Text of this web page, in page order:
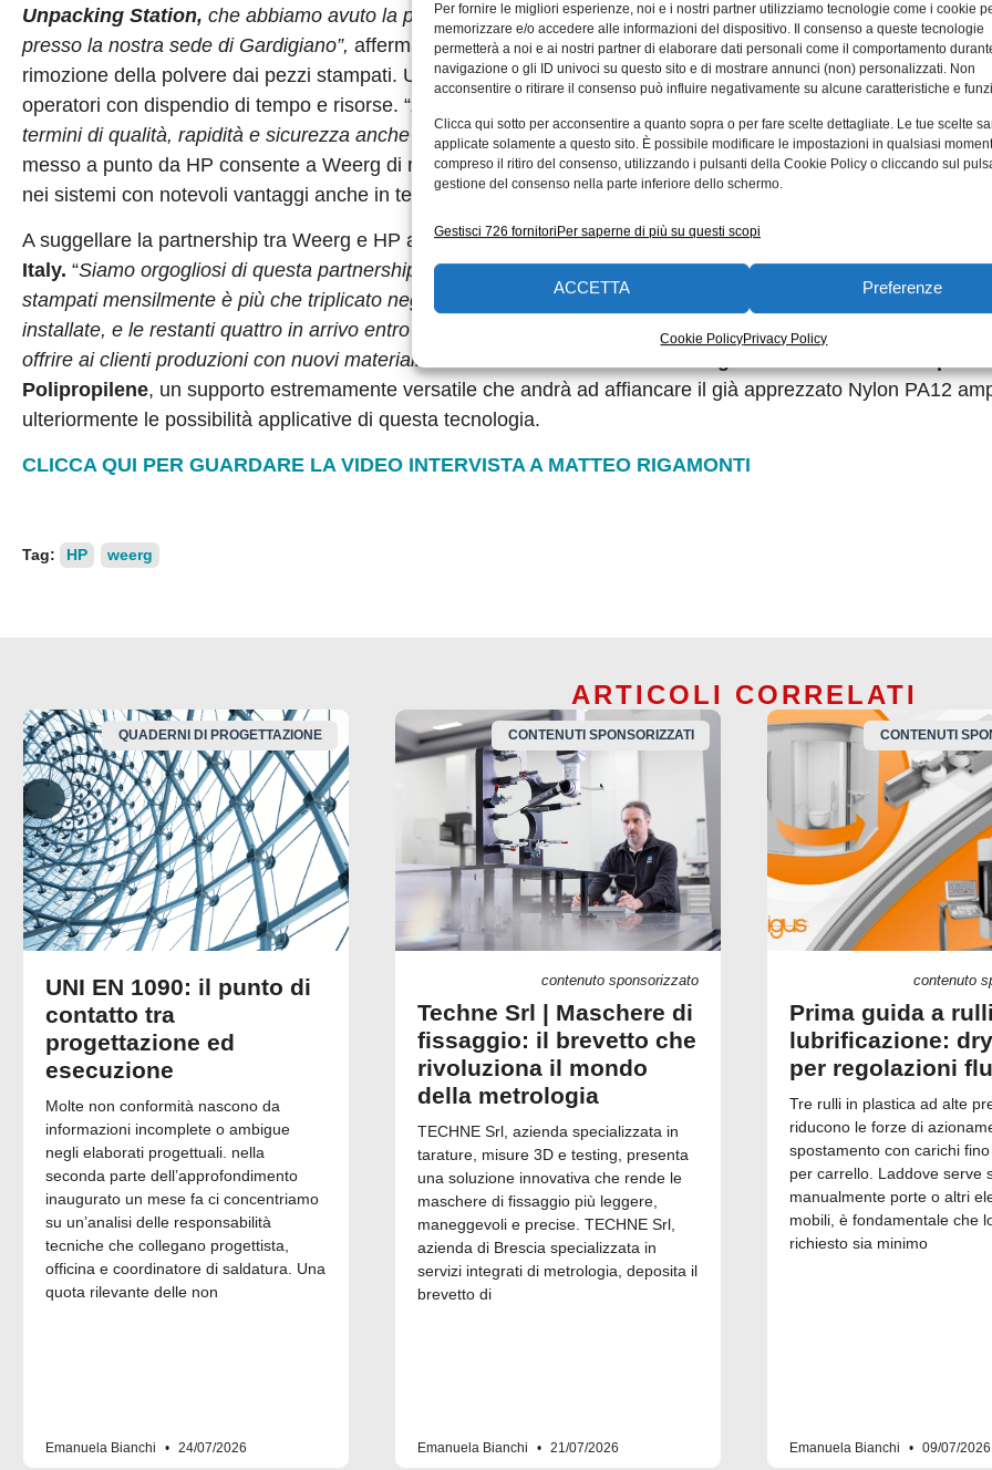
Per fornire le migliori esperienze, noi e i nostri partner utilizziamo tecnologie come i cookie
memorizzare e/o accedere alle informazioni del dispositivo. Il consenso a queste tecnologie
permetterà a noi e ai nostri partner di elaborare dati personali come il comportamento
navigazione o gli ID univoci su questo sito e di mostrare annunci (non) personalizzati. Non
acconsentire o ritirare il consenso può influire negativamente su alcune caratteristiche e
Clicca qui sotto per acconsentire a quanto sopra o per fare scelte dettagliate. Le tue scelte
applicate solamente a questo sito. È possibile modificare le impostazioni in qualsiasi
compreso il ritiro del consenso, utilizzando i pulsanti della Cookie Policy o cliccando sul
gestione del consenso nella parte inferiore dello schermo.
Gestisci 726 fornitoriPer saperne di più su questi scopi
ACCETTA Preferenze
Cookie PolicyPrivacy Policy
Unpacking Station, che abbiamo avuto la possibilità di testare in anteprima per tre mesi e che è già in
presso la nostra sede di Gardigiano”, afferma Rigamonti. Questa soluzione permette di automatizzare il
rimozione della polvere dai pezzi stampati. Una lavorazione che in precedenza veniva svolta manualmente
operatori con dispendio di tempo e risorse. “La pulitura effettuata dalla macchina garantisce performance
termini di qualità, rapidità e sicurezza anche per le parti piccole e delicate”. Inoltre, il sistema di unpacking
messo a punto da HP consente a Weerg di recuperare una maggiore quantità di polvere che può essere
nei sistemi con notevoli vantaggi anche in termini di ecosostenibilità.
A suggellare la partnership tra Weerg e HP anche le parole diDavide Ferrulli, Country Manager 3D Printing
Italy. “Siamo orgogliosi di questa partnership con Weerg. La loro crescita è stata costante e il numero di pezzi
stampati mensilmente è più che triplicato negli ultimi dodici mesi. Le macchine aggiuntive, due delle quali già
installate, e le restanti quattro in arrivo entro fine anno, potranno supportare questa crescita ma anche
offrire ai clienti produzioni con nuovi materiali
Polipropilene, un supporto estremamente versatile che andrà ad affiancare il già apprezzato Nylon PA12
ulteriormente le possibilità applicative di questa tecnologia.
CLICCA QUI PER GUARDARE LA VIDEO INTERVISTA A MATTEO RIGAMONTI
Tag: HP weerg
ARTICOLI CORRELATI
QUADERNI DI PROGETTAZIONE
UNI EN 1090: il punto di
contatto tra
progettazione ed
esecuzione
Molte non conformità nascono da
informazioni incomplete o ambigue
negli elaborati progettuali. nella
seconda parte dell’approfondimento
inaugurato un mese fa ci concentriamo
su un’analisi delle responsabilità
tecniche che collegano progettista,
officina e coordinatore di saldatura. Una
quota rilevante delle non
Emanuela Bianchi 24/07/2026
CONTENUTI SPONSORIZZATI
contenuto sponsorizzato
Techne Srl | Maschere di
fissaggio: il brevetto che
rivoluziona il mondo
della metrologia
TECHNE Srl, azienda specializzata in
tarature, misure 3D e testing, presenta
una soluzione innovativa che rende le
maschere di fissaggio più leggere,
maneggevoli e precise. TECHNE Srl,
azienda di Brescia specializzata in
servizi integrati di metrologia, deposita il
brevetto di
Emanuela Bianchi 21/07/2026
CONTENUTI
contenuto
Prima guida a
lubrificazione:
per regolazioni
Tre rulli in plastica ad alte
riducono le forze di
spostamento con carichi
per carrello. Laddove serve
manualmente porte o altri
mobili, è fondamentale che
richiesto sia minimo
Emanuela Bianchi 09/07/2026